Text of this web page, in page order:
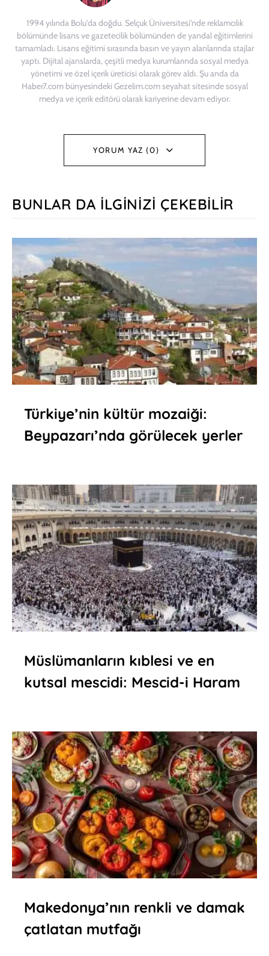
1994 yılında Bolu'da doğdu. Selçuk Üniversitesi'nde reklamcılık
bölümünde lisans ve gazetecilik bölümünden de yandal eğitimlerini
tamamladı. Lisans eğitimi sırasında basın ve yayın alanlarında stajlar
yaptı. Dijital ajanslarda, çeşitli medya kurumlarında sosyal medya
yönetimi ve özel içerik üreticisi olarak görev aldı. Şu anda da
Haber7.com bünyesindeki Gezelim.com seyahat sitesinde sosyal
medya ve içerik editörü olarak kariyerine devam ediyor.
YORUM YAZ (0)
BUNLAR DA İLGINIZI ÇEKEBILIR
Türkiye’nin kültür mozaiği:
Beypazarı’nda görülecek yerler
Müslümanların kıblesi ve en
kutsal mescidi: Mescid-i Haram
Makedonya’nın renkli ve damak
çatlatan mutfağı